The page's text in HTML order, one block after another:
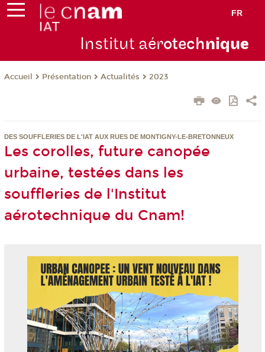
FR
Institut aérotechnique
Accueil Présentation Actualités 2023
DES SOUFFLERIES DE L'IAT AUX RUES DE MONTIGNY-LE-BRETONNEUX
Les corolles, future canopée
urbaine, testées dans les
souffleries de l'Institut
aérotechnique du Cnam!